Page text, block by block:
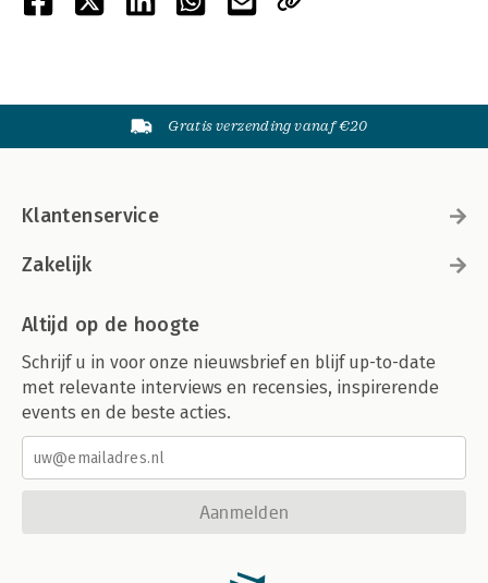
Gratis verzending vanaf €20
Klantenservice
Zakelijk
Altijd op de hoogte
Schrijf u in voor onze nieuwsbrief en blijf up-to-date
met relevante interviews en recensies, inspirerende
events en de beste acties.
Aanmelden